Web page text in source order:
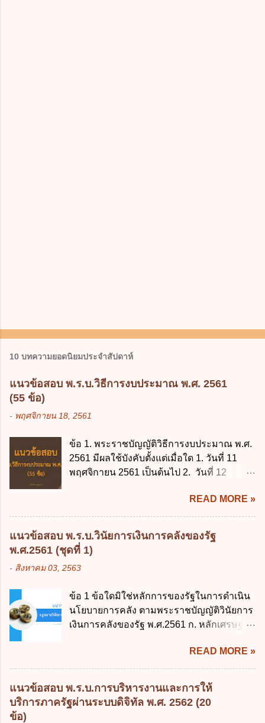
10 บทความยอดนิยมประจำสัปดาห์
แนวข้อสอบ พ.ร.บ.วิธีการงบประมาณ พ.ศ. 2561
(55 ข้อ)
- พฤศจิกายน 18, 2561
ข้อ 1. พระราชบัญญัติวิธีการงบประมาณ พ.ศ.
2561 มีผลใช้บังคับตั้งแต่เมื่อใด 1. วันที่ 11
พฤศจิกายน 2561 เป็นต้นไป 2. วันที่ 12
พฤศจิกายน 2561 เป็นต้นไป 4. วันที่ 14
พฤศจิกายน 2561 เป็นต้นไป ข้อ 2. พระราช
บัญญัติวิธีการงบประมาณ พ.ศ. 2561 ไม่ได้
ยกเลิกกฎหมายฉบับใด 1. พระราชบัญญัติวิธี
การงบประมาณ พ.ศ. 2502 2. พระราชบัญญัติ
วิธีการงบประมาณ (ฉบับที่ 3) พ.ศ. 2511 3.
พ.ศ. 2544 4. ประกาศของคณะปฏิวัติ ฉบับที่
203 ลงวันที่ 31 สิงหาคม 2515 ข้อ 3. ข้อใดไม่
ถูกต้อง 1. นายกรัฐมนตรีมีอำนาจออกกฎเพื่อ
ประมาณ พ.ศ. 2561 2. นายกรัฐมนตรีเป็นผู้
รักษาการตามพระราช บัญญัติวิธีการงบ
ประมาณ พ.ศ. 2561 3. รัฐมนตรีว่าการ
กระทรวงการคลัง เป็นผู้รักษาการตามพระ
READ MORE »
แนวข้อสอบ พ.ร.บ.วินัยการเงินการคลังของรัฐ
พ.ศ.2561 (ชุดที่ 1)
- สิงหาคม 03, 2563
ข้อ 1 ข้อใดมิใช่หลักการของรัฐในการดำเนิน
นโยบายการคลัง ตามพระราชบัญญัติวินัยการ
เงินการคลังของรัฐ พ.ศ.2561 ก. หลักเศรษฐกิจ
เศรษฐกิจ ค. หลักการพัฒนาทางเศรษฐกิจ
อย่างยั่งยืน ง. หลักความเป็นธรรมในสังคม ข้อ
2 สัดส่วนหนี้สาธารณะต่อผลิตภัณฑ์มวลรวม
ในประเทศเพื่อใช้เป็นกรอบในการบริหารหนี้
สาธารณะเป็นไปตามข้อใด ก. ไม่เกินร้อยละ 5
READ MORE »
แนวข้อสอบ พ.ร.บ.การบริหารงานและการให้
บริการภาครัฐผ่านระบบดิจิทัล พ.ศ. 2562 (20
ข้อ)